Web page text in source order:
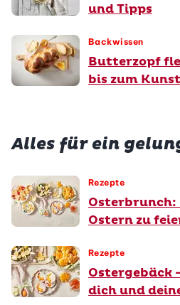
und Tipps
Backwissen
Butterzopf
bis zum
Alles für ein
Rezepte
Osterbrunch:
Ostern zu
Rezepte
Ostergebäck
dich und